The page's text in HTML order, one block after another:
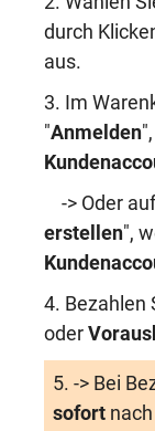
durch
aus.
3. Im
"Anmelden
-> Oder
erstellen",
4. Bezahlen
oder
5. -> Bei
sofort